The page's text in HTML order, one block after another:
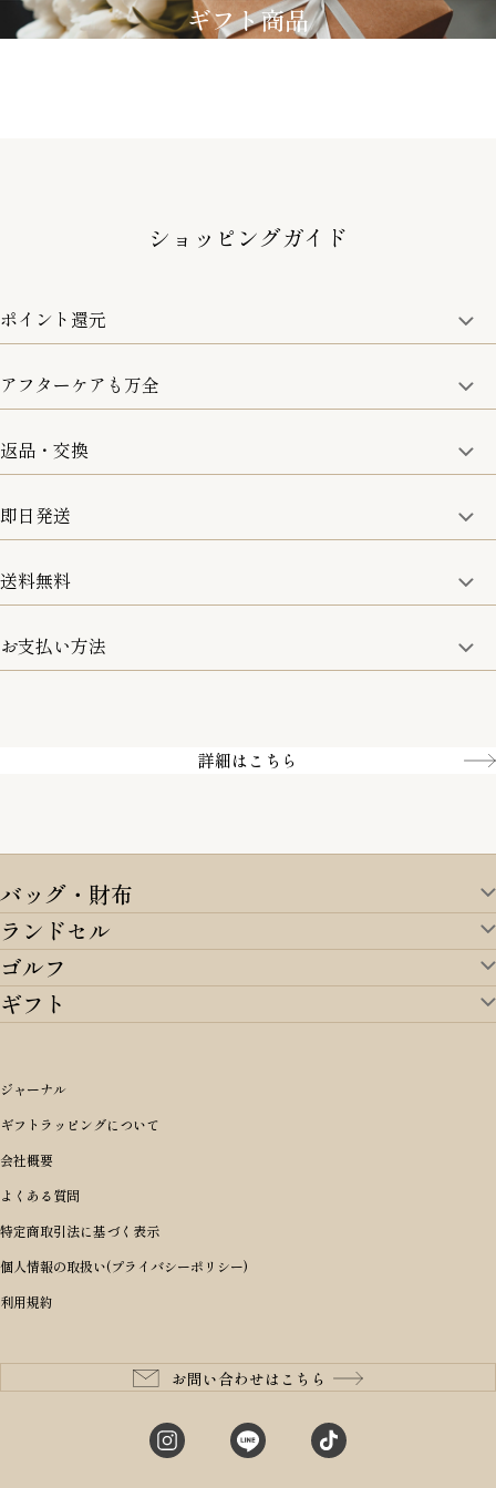
ギフト商品
ショッピングガイド
ポイント還元
商品金額の10%をポイント還元いたします。
アフターケアも万全
取り扱い商品はすべて正規品となります。
修理などのご相談に関しましては、責任を持って対応させてい
ただきます。
返品・交換
8日以内なら、返品・交換も可能です。
即日発送
15:00までのご注文は即日発送
お取寄せ商品を除く
送料無料
5,500円(税込)以上で全国送料無料となります。
お支払い方法
詳細はこちら
バッグ・財布
バッグ・財布TOP
すべてを見る
アイテムから選ぶ
リュックサック・デイパック・バックパック
ショルダーバッグ
ボディバッグ・ウエストバッグ
長財布
二つ折り財布
三つ折り財布
コインケース・小銭入れ
m＋ エムピウ
PORTER 吉田カバン ポーター
BRIEFING ブリーフィング
Dakota ダコタ
CLEDRAN クレドラン
aniary アニアリ
CIE シー
StitchandSew ステッチアンドソー
ランドセル
ランドセルTOP
すべてを見る
オリジナルランドセル
女の子ランドセル
男の子ランドセル
ランドセル小物・その他
レッド
ピンク
パープル(ラベンダー)
ブルー・ネイビー
価格から選ぶ
〜49,999円
50,000円〜59,999円
60,000円〜69,999円
70,000円〜79,999円
80,000円〜
ゴルフ
ゴルフTOP
アイテムから選ぶ
キャディバッグ
ヘッドカバー
ゴルフ小物
ゴルフウェア/アクセサリー
ブランドから選ぶ
BRIEFING ブリーフィング
master-piece マスターピース
JONES ジョーンズ
木の庄帆布
ギフト
シーンから探す
誕生日
結婚祝い
出産祝い
入学・進学祝い
成人祝い
就職・栄転祝い
長寿・還暦祝い
性別・年齢から探す
男性向け
女性向け
10代
20代
30代
予算から探す
〜4,999円
5,000円〜9,999円
10,000円〜19,999円
20,000円〜29,999円
ジャーナル
ギフトラッピングについて
会社概要
よくある質問
特定商取引法に基づく表示
個人情報の取扱い(プライバシーポリシー)
利用規約
お問い合わせはこちら